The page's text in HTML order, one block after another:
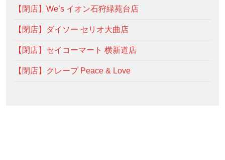
【閉店】We’s イオン石狩緑苑台店
【閉店】ダイソー セリオ大曲店
【閉店】セイコーマート 横新道店
【閉店】クレープ Peace & Love